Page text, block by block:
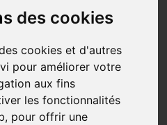
des cookies
cookies et d'autres
pour améliorer votre
aux fins
les fonctionnalités
, pour offrir une